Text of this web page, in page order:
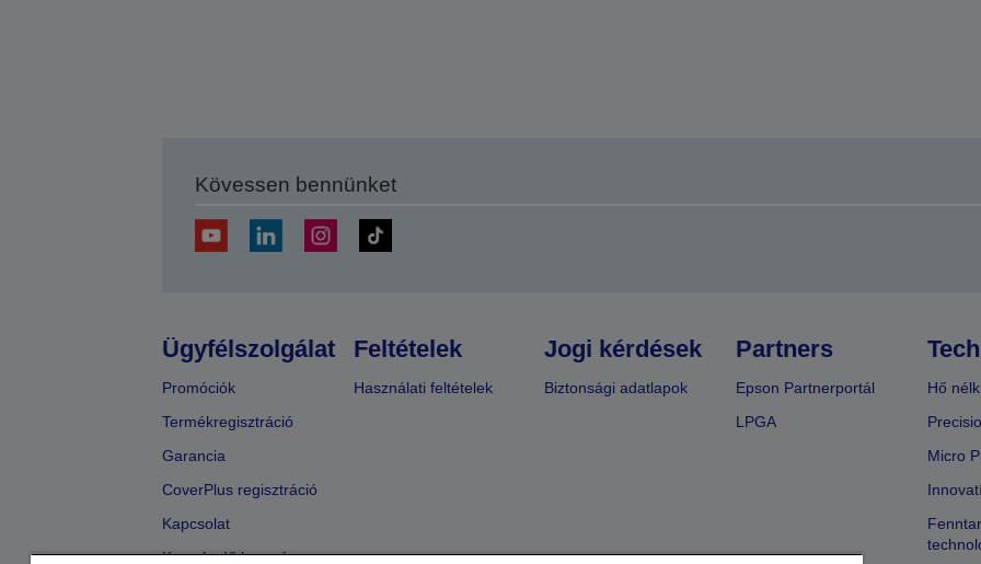
Kövessen bennünket
Ügyfélszolgálat
Promóciók
Termékregisztráció
Garancia
CoverPlus regisztráció
Kapcsolat
Kereskedő keresése
Feltételek
Használati feltételek
Jogi kérdések
Biztonsági adatlapok
Partners
Epson Partnerportál
LPGA
Hő
Micro